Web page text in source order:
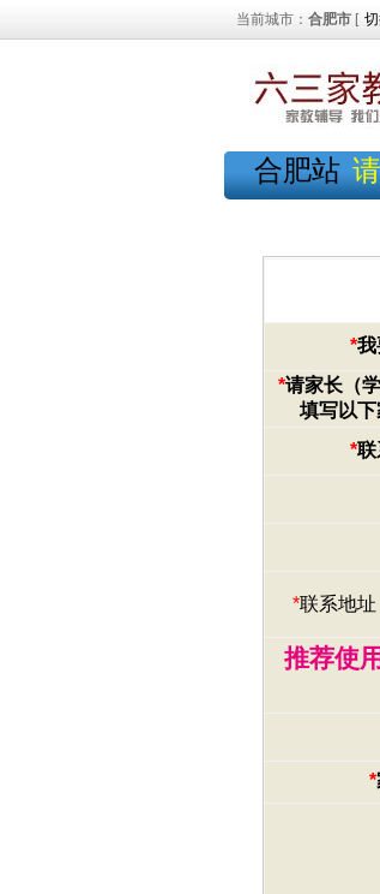
当前城市： 合肥市 [
合肥站
*我
*请家长（
填写以下
*联
*联系地址
推荐使
*